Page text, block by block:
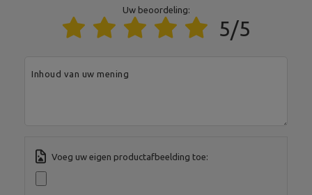
MARBO Ulikowski
Spółka Komandytowa
Postcode:
Stad:Starachowice
Land: Poland
Uw beoordeling:
5/5
Inhoud van uw mening
Voeg uw eigen productafbeelding toe: